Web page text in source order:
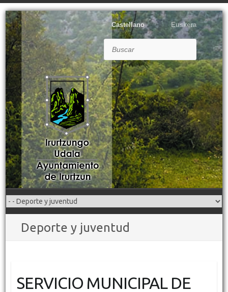
Castellano Euskera
Deporte y juventud
SERVICIO MUNICIPAL DE